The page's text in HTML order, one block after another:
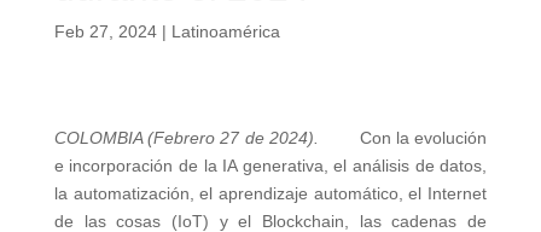
Feb 27, 2024| Latinoamérica
COLOMBIA (Febrero 27 de 2024). Con la evolución
e incorporación de la IA generativa, el análisis de datos,
la automatización, el aprendizaje automático, el Internet
de las cosas (IoT) y el Blockchain, las cadenas de